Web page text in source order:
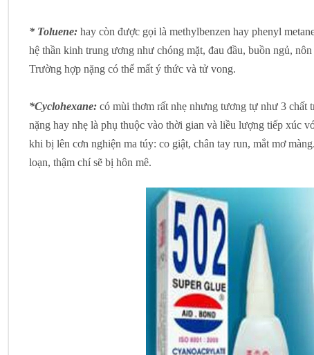
* Toluene:hay còn được gọi là methylbenzen hay phenyl
hệ thần kinh trung ương như chóng mặt, đau đầu, buồn ngủ,
Trường hợp nặng có thể mất ý thức và tử vong.
*Cyclohexane:có mùi thơm rất nhẹ nhưng tương tự như 3 chất
nặng hay nhẹ là phụ thuộc vào thời gian và liều lượng tiếp xúc
khi bị lên cơn nghiện ma túy: co giật, chân tay run, mắt mơ
loạn, thậm chí sẽ bị hôn mê.